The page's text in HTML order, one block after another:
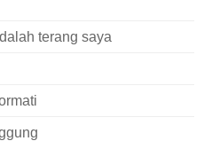
terang saya